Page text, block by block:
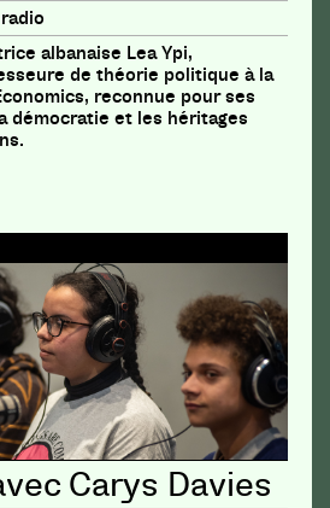
albanaise Lea Ypi,
de théorie politique à la
reconnue pour ses
démocratie et les héritages
Carys Davies